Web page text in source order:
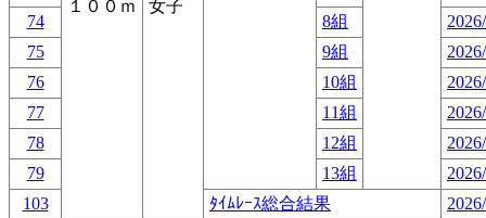
１００ｍ 女子
74
8組
75
9組
76
10組
77
11組
78
12組
79
13組
103
ﾀｲﾑﾚｰｽ総合結果